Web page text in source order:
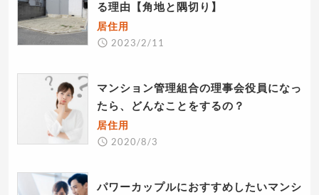
る理由【角地と隅切り】
居住用
2023/2/11
マンション管理組合の理事会役員になっ
たら、どんなことをするの？
居住用
2020/8/3
パワーカップルにおすすめしたいマンシ